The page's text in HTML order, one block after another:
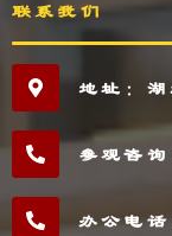
联系我们
地址：
参观咨
办公电